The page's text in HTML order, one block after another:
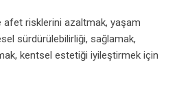
risklerini azaltmak, yaşam
sürdürülebilirliği, sağlamak,
kentsel estetiği iyileştirmek için